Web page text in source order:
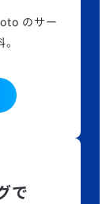
のサー
で